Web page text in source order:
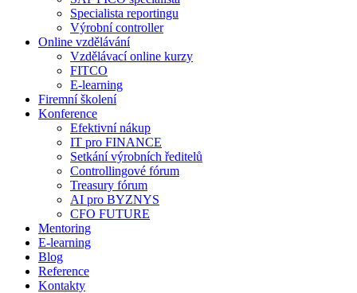
Specialista reportingu
Výrobní controller
Online vzdělávání
Vzdělávací online kurzy
FITCO
E-learning
Firemní školení
Konference
Efektivní nákup
IT pro FINANCE
Setkání výrobních ředitelů
Controllingové fórum
Treasury fórum
AI pro BYZNYS
CFO FUTURE
Mentoring
E-learning
Blog
Reference
Kontakty